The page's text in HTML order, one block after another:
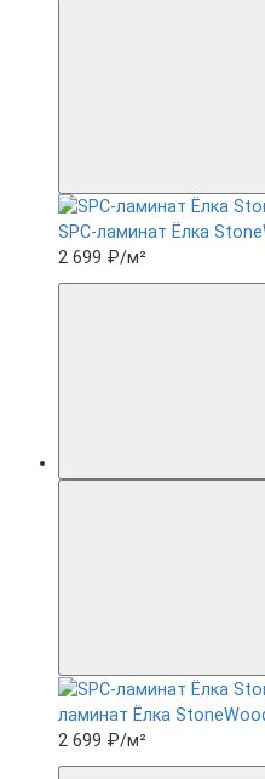
SPC-ламинат Ëлка
2 699 ₽/м²
ламинат Ëлка
2 699 ₽/м²